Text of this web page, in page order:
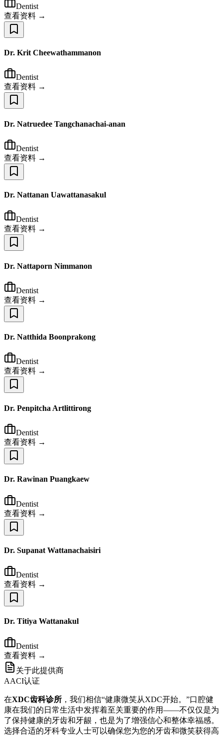
Dentist
查看资料 →
Dr. Krit Cheewathammanon
Dentist
查看资料 →
Dr. Natruedee Tangchanachai-anan
Dentist
查看资料 →
Dr. Nattanan Uawattanasakul
Dentist
查看资料 →
Dr. Nattaporn Nimmanon
Dentist
查看资料 →
Dr. Natthida Boonprakong
Dentist
查看资料 →
Dr. Penpitcha Artlittirong
Dentist
查看资料 →
Dr. Rawinan Puangkaew
Dentist
查看资料 →
Dr. Supanat Wattanachaisiri
Dentist
查看资料 →
Dr. Titiya Wattanakul
Dentist
查看资料 →
关于此提供商
AACI认证
在XDC齿科诊所 ，我们相信“健康微笑从XDC开始。”口腔健
康在我们的日常生活中发挥着至关重要的作用——不仅仅是为
了保持健康的牙齿和牙龈，也是为了增强信心和整体幸福感。
选择合适的牙科专业人士可以确保您为您的牙齿和微笑获得高